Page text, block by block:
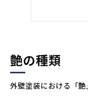
種類が豊
まとめ
著者
艶の種類
外壁塗装における「艶